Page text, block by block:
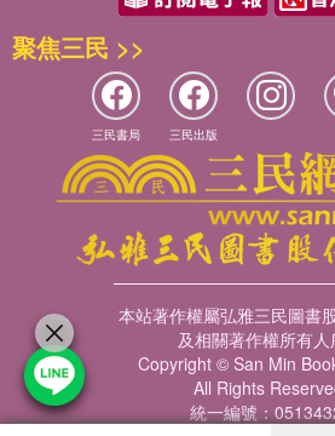
有了一個真摯情吻
一念的情深
漣漪蕩漾了心輪
化成優美詩韻
心堤一抹桃色
心花報了春
又是心思一輪
大雁飛來深情相問
淋濕了塵世的靈魂
春暖花開香醇
朝露濕潤的清晨
聚焦三民 >>
三民書局 三民出版
本站著作權屬弘雅三民圖書
及相關著作權所有
Copyright © San Min
All Rights
統一編號：